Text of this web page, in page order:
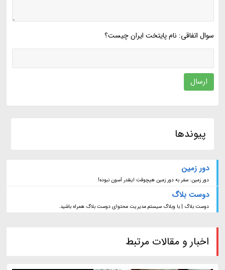
سوال اتفاقی: نام پایتخت ایران چیست؟
ارسال
پیوندها
دور زمین
دور زمین: سفر به دور زمین هیچوقت اینقدر آسون نبوده!
دوست بلاگ
دوست بلاگ | با وبلاگ سیستم مدیریت محتوای دوست بلاگ همراه باشید.
اخبار و مقالات مرتبط